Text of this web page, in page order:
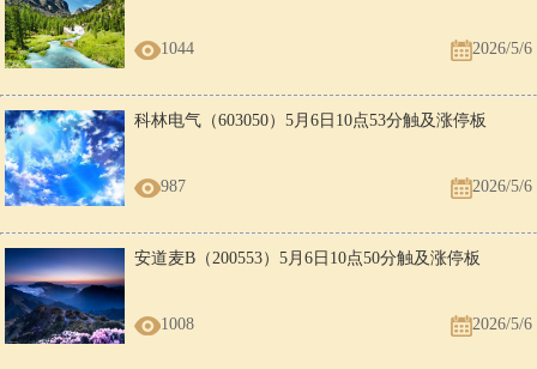
1044 2026/5/6
科林电气（603050）5月6日10点53分触及涨停板
987 2026/5/6
安道麦B（200553）5月6日10点50分触及涨停板
1008 2026/5/6